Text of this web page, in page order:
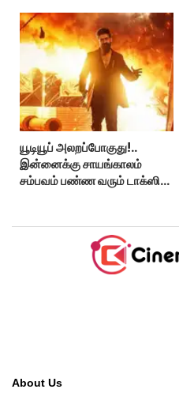
யூடியூப் அலறப்போகுது!..
இன்னைக்கு சாயங்காலம்
சம்பவம் பண்ண வரும் டாக்ஸிக்
About Us